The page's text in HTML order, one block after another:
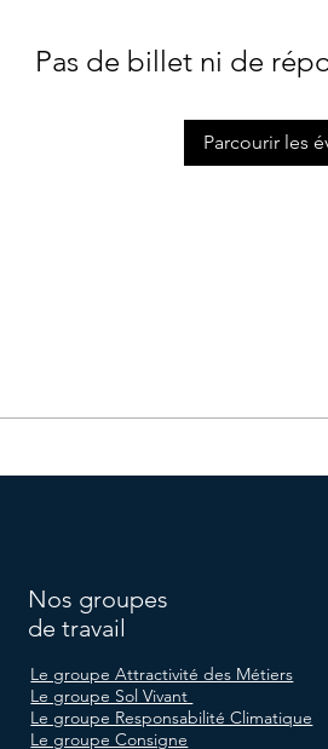
Pas de billet ni de
Parcourir les
Nos groupes
de travail
Le groupe Attractivité des Métiers
Le groupe Sol Vivant
Le groupe Responsabilité Climatique
Le groupe Consigne